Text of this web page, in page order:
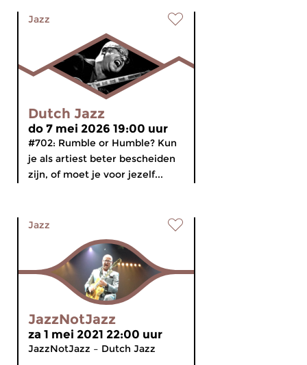
Jazz
Dutch Jazz
do 7 mei 2026 19:00 uur
#702: Rumble or Humble? Kun
je als artiest beter bescheiden
zijn, of moet je voor jezelf...
Jazz
JazzNotJazz
za 1 mei 2021 22:00 uur
JazzNotJazz – Dutch Jazz